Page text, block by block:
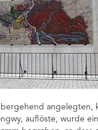
angelegten,
auflöste, wurde